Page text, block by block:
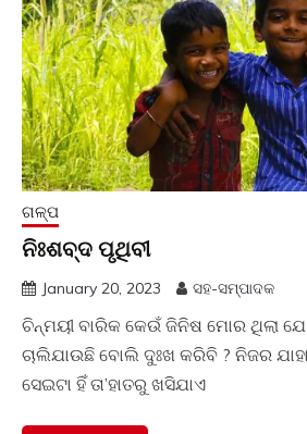
ଗଳ୍ପ
ନିଃଶବ୍ଦ ପୃଥିବୀ
January 20, 2023 ସହ-ସମ୍ପାଦକ
ଚିନ୍ମୟୀ ବାରିକ କେଉଁ ଜିନିଷ ମୋର ଥିଲା
ଚାଲିଯାଉଛି ବୋଲି ଦୁଃଖ କରିବି ? ନିଜର
ସେଇଟା ହିଁ ତା’ହାତରୁ ଖସିଯାଏ